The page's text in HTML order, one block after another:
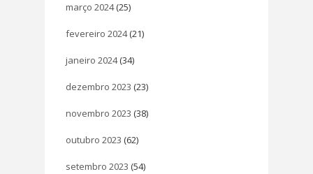
março 2024(25)
fevereiro 2024(21)
janeiro 2024(34)
dezembro 2023 (23)
novembro 2023 (38)
outubro 2023 (62)
setembro 2023 (54)